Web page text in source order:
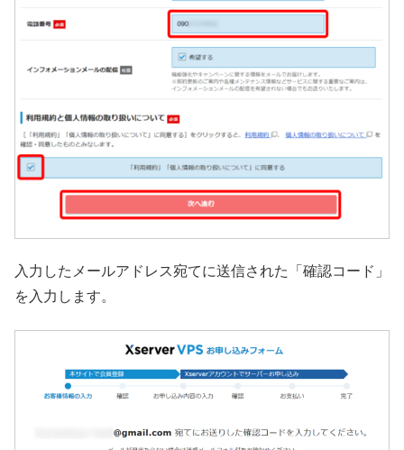
入力したメールアドレス宛てに送信された「確認コード」
を入力します。